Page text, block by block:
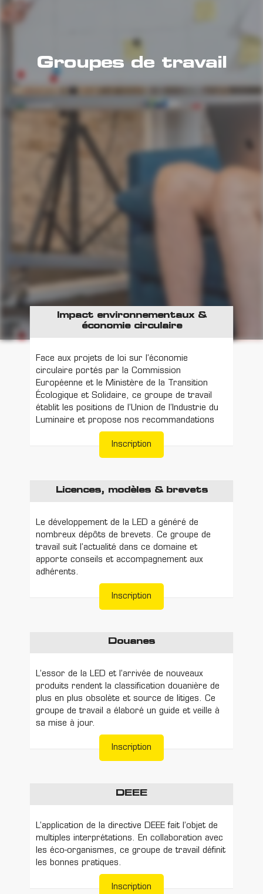
Groupes de travail
Impact environnementaux &
économie circulaire
Face aux projets de loi sur l’économie
circulaire portés par la Commission
Européenne et le Ministère de la Transition
Écologique et Solidaire, ce groupe de travail
établit les positions de l’Union de l’Industrie du
Luminaire et propose nos recommandations
Inscription
Licences, modèles & brevets
Le développement de la LED a généré de
nombreux dépôts de brevets. Ce groupe de
travail suit l’actualité dans ce domaine et
apporte conseils et accompagnement aux
adhérents.
Inscription
Douanes
L’essor de la LED et l’arrivée de nouveaux
produits rendent la classification douanière de
plus en plus obsolète et source de litiges. Ce
groupe de travail a élaboré un guide et veille à
sa mise à jour.
Inscription
DEEE
L’application de la directive DEEE fait l’objet de
multiples interprétations. En collaboration avec
les éco-organismes, ce groupe de travail définit
les bonnes pratiques.
Inscription